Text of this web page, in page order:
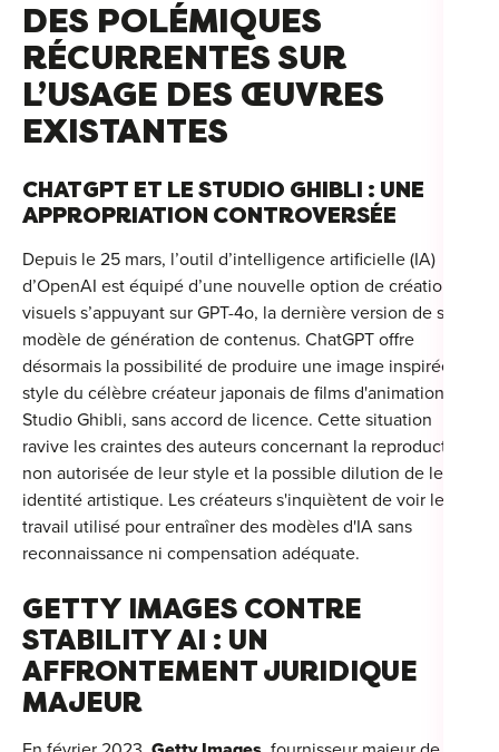
DES POLÉMIQUES
RÉCURRENTES SUR
L’USAGE DES ŒUVRES
EXISTANTES
CHATGPT ET LE STUDIO GHIBLI : UNE
APPROPRIATION CONTROVERSÉE
Depuis le 25 mars, l’outil d’intelligence artificielle (IA)
d’OpenAI est équipé d’une nouvelle option de création de
visuels s’appuyant sur GPT-4o, la dernière version de son
modèle de génération de contenus. ChatGPT offre
désormais la possibilité de produire une image inspirée du
style du célèbre créateur japonais de films d'animation
Studio Ghibli, sans accord de licence. Cette situation
ravive les craintes des auteurs concernant la reproduction
non autorisée de leur style et la possible dilution de leur
identité artistique. Les créateurs s'inquiètent de voir leur
travail utilisé pour entraîner des modèles d'IA sans
reconnaissance ni compensation adéquate.
GETTY IMAGES CONTRE
STABILITY AI : UN
AFFRONTEMENT JURIDIQUE
MAJEUR